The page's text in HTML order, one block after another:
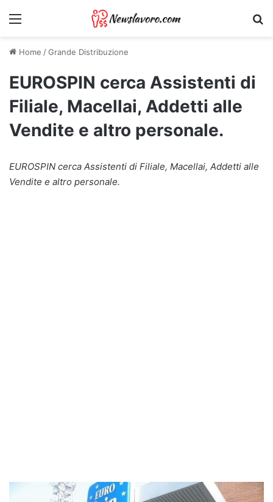
Menu
Home /Grande Distribuzione
EUROSPIN cerca Assistenti di
Filiale, Macellai, Addetti alle
Vendite e altro personale.
EUROSPIN cerca Assistenti di Filiale, Macellai, Addetti alle
Vendite e altro personale.